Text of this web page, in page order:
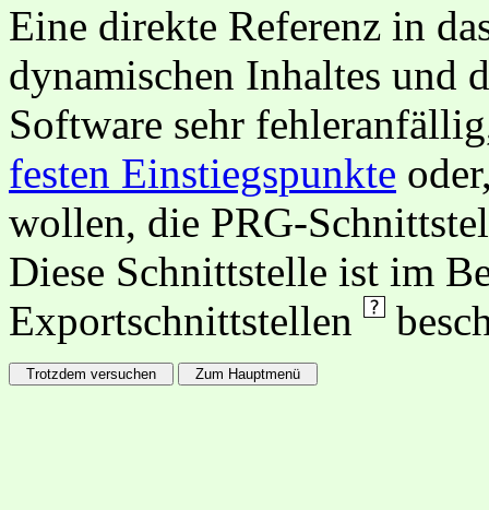
Eine direkte Referenz in
dynamischen Inhaltes und
Software sehr
festen Einstiegspunkte
wollen, die PRG-
Diese Schnittstelle ist im
Exportschnittstellen